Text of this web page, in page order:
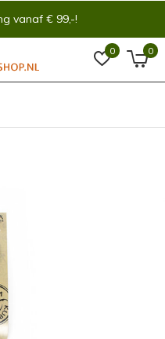
0 0
vanaf € 99,-!